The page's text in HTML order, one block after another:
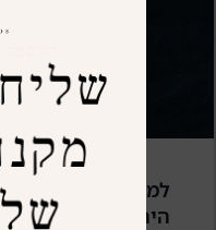
למה כדאי לקנות
היהלומים